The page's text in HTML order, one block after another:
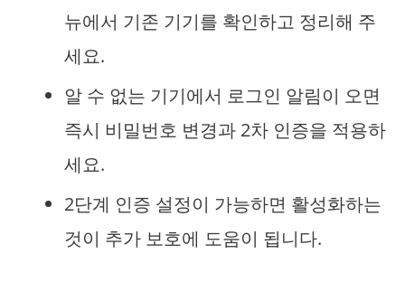
뉴에서 기존 기기를 확인하고 정리해 주
세요.
알 수 없는 기기에서 로그인 알림이 오면
즉시 비밀번호 변경과 2차 인증을 적용하
세요.
2단계 인증 설정이 가능하면 활성화하는
것이 추가 보호에 도움이 됩니다.